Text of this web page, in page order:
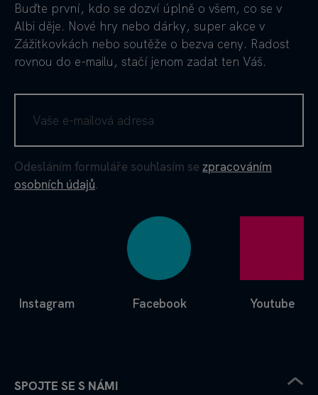
Buďte první, kdo se dozví úplně o všem, co se v
Albi děje. Nové hry nebo dárky, super akce v
Zážitkovkách nebo soutěže o bezva ceny. Radost
rovnou do e-mailu, stačí jenom zadat ten Váš.
Odesláním formuláře souhlasím se zpracováním
osobních údajů.
Facebook
Instagram Youtube
SPOJTE SE S NÁMI